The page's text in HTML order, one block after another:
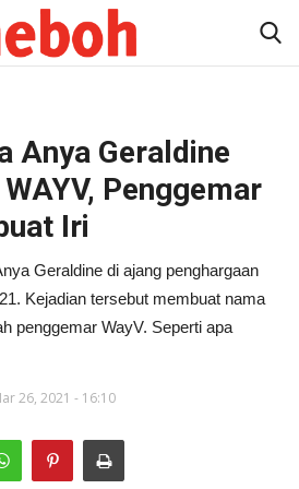
Anya Geraldine
Penggemar
Iri
Geraldine di ajang penghargaan
Kejadian tersebut membuat nama
penggemar WayV. Seperti apa
26, 2021 - 16:10